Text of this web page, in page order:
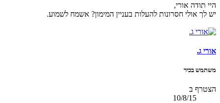
היי תודה אורי,
יש לך אולי חסרונות להעלות בעניין המימון? אשמח לשמוע.
אורי ג.
משתמש בכיר
הצטרף ב
10/8/15